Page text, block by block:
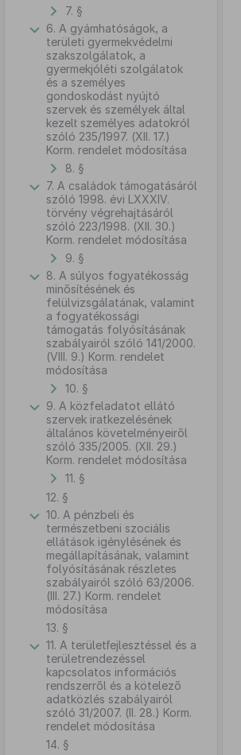
7. §
6. A gyámhatóságok, a
területi gyermekvédelmi
szakszolgálatok, a
gyermekjóléti szolgálatok
és a személyes
gondoskodást nyújtó
szervek és személyek által
kezelt személyes adatokról
szóló 235/1997. (XII. 17.)
Korm. rendelet módosítása
8. §
7. A családok támogatásáról
szóló 1998. évi LXXXIV.
törvény végrehajtásáról
szóló 223/1998. (XII. 30.)
Korm. rendelet módosítása
9. §
8. A súlyos fogyatékosság
minősítésének és
felülvizsgálatának, valamint
a fogyatékossági
támogatás folyósításának
szabályairól szóló 141/2000.
(VIII. 9.) Korm. rendelet
módosítása
10. §
9. A közfeladatot ellátó
szervek iratkezelésének
általános követelményeiről
szóló 335/2005. (XII. 29.)
Korm. rendelet módosítása
11. §
12. §
10. A pénzbeli és
természetbeni szociális
ellátások igénylésének és
megállapításának, valamint
folyósításának részletes
szabályairól szóló 63/2006.
(III. 27.) Korm. rendelet
módosítása
13. §
11. A területfejlesztéssel és a
területrendezéssel
kapcsolatos információs
rendszerről és a kötelező
adatközlés szabályairól
szóló 31/2007. (II. 28.) Korm.
rendelet módosítása
14. §